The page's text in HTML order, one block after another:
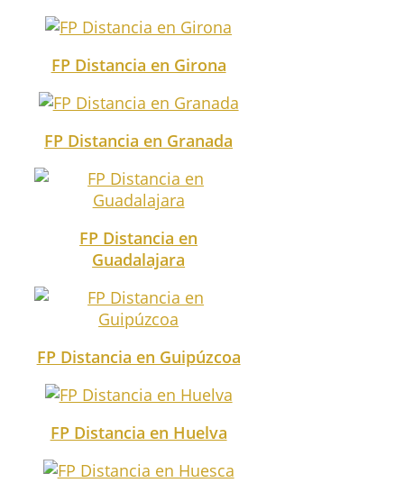
FP Distancia en Girona
FP Distancia en Granada
FP Distancia en
Guadalajara
FP Distancia en Guipúzcoa
FP Distancia en Huelva